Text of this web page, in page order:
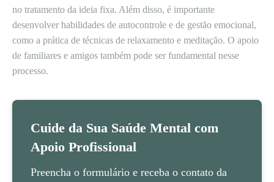
no tratamento da ideia fixa. Além disso, é importante
desenvolver habilidades de autocontrole e de gestão emocional,
como a prática de técnicas de relaxamento e meditação. O apoio
de familiares e amigos também pode ser fundamental nesse
processo.
Cuide da Sua Saúde Mental com
Apoio Profissional
Preencha o formulário e receba o contato da